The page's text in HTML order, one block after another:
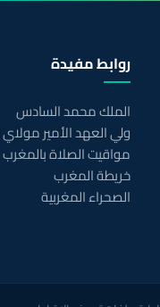
روابط مفيدة
الملك محمد السادس
ولي العهد الأمير
مواقيت الصلاة بالمغرب
خريطة المغرب
الصحراء المغربية